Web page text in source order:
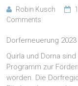
Robin Kusch
Comments
Dorferneuerung
Quirla und Dorna
Programm zur
worden. Die